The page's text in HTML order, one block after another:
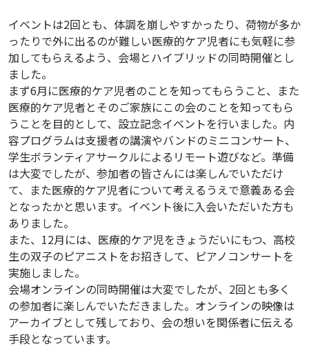
イベントは2回とも、体調を崩しやすかったり、荷物が多か
ったりで外に出るのが難しい医療的ケア児者にも気軽に参
加してもらえるよう、会場とハイブリッドの同時開催とし
ました。
まず6月に医療的ケア児者のことを知ってもらうこと、また
医療的ケア児者とそのご家族にこの会のことを知ってもら
うことを目的として、設立記念イベントを行いました。内
容プログラムは支援者の講演やバンドのミニコンサート、
学生ボランティアサークルによるリモート遊びなど。準備
は大変でしたが、参加者の皆さんには楽しんでいただけ
て、また医療的ケア児者について考えるうえで意義ある会
となったかと思います。イベント後に入会いただいた方も
ありました。
また、12月には、医療的ケア児をきょうだいにもつ、高校
生の双子のピアニストをお招きして、ピアノコンサートを
実施しました。
会場オンラインの同時開催は大変でしたが、2回とも多く
の参加者に楽しんでいただきました。オンラインの映像は
アーカイブとして残しており、会の想いを関係者に伝える
手段となっています。